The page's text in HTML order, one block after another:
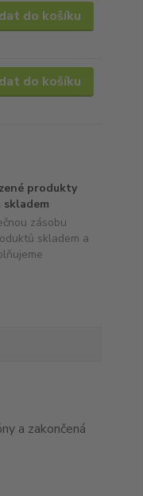
do košíku
do košíku
produkty
skladem
zásobu
skladem a
a zakončená